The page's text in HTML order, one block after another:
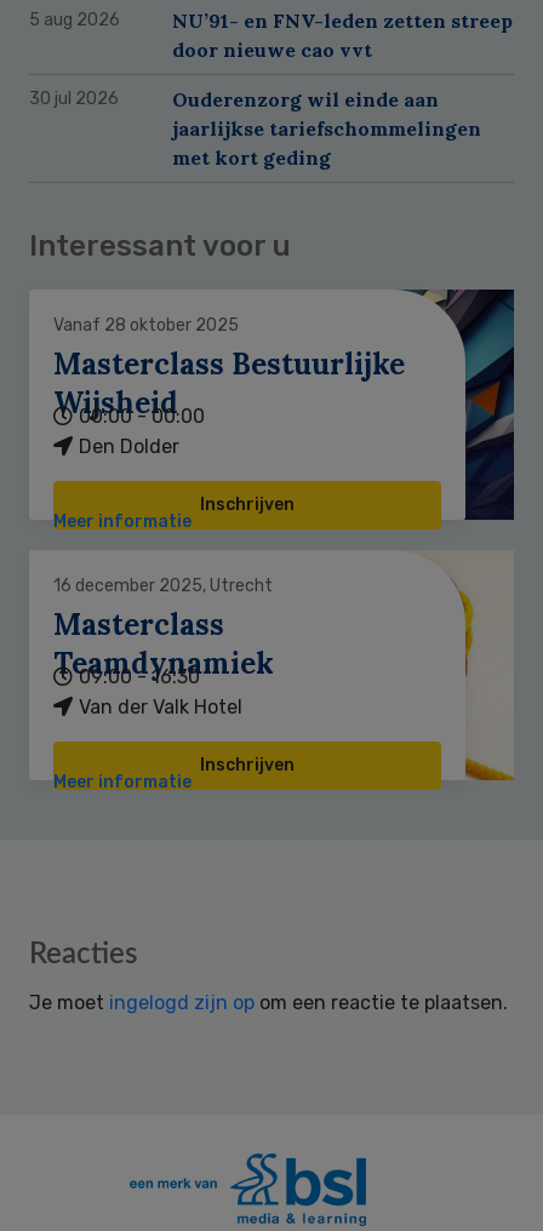
5 aug 2026
NU’91- en FNV-leden zetten streep
door nieuwe cao vvt
30 jul 2026
Ouderenzorg wil einde aan
jaarlijkse tariefschommelingen
met kort geding
Interessant voor u
Vanaf 28 oktober 2025
Masterclass Bestuurlijke
Wijsheid
00:00 - 00:00
Den Dolder
Inschrijven
Meer informatie
16 december 2025, Utrecht
Masterclass
Teamdynamiek
09:00 - 16:30
Van der Valk Hotel
Inschrijven
Meer informatie
Reader
Reacties
Je moet ingelogd zijn op om een reactie te plaatsen.